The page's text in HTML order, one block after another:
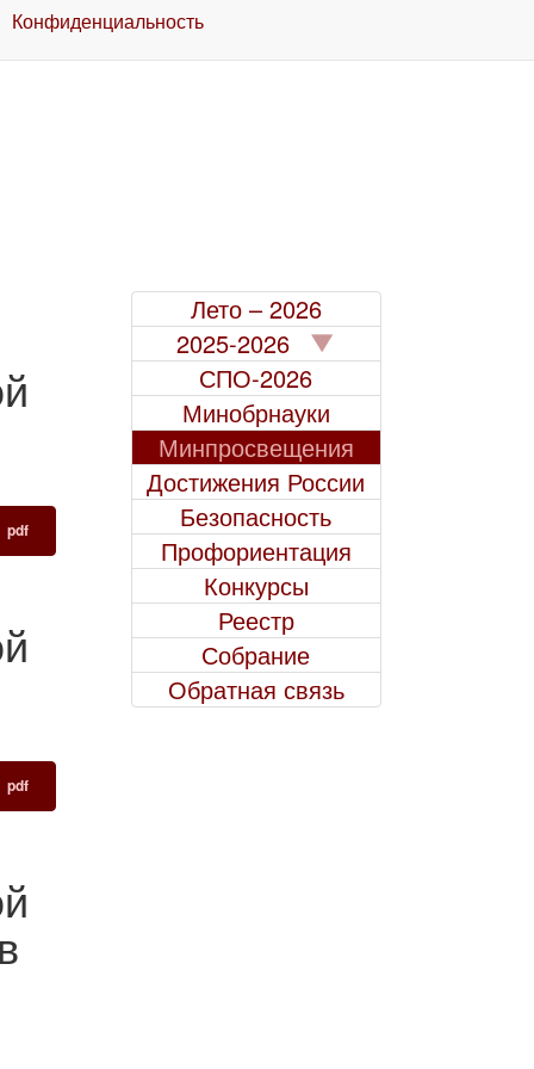
Конфиденциальность
pdf
pdf
Лето – 2026
2025-2026
СПО-2026
Минобрнауки
Минпросвещения
Достижения России
Безопасность
Профориентация
Конкурсы
Реестр
Собрание
Обратная связь